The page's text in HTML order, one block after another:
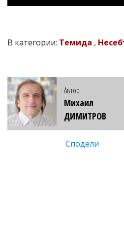
В категории: Темида ,
Автор
Михаил
ДИМИТРОВ
Сподели